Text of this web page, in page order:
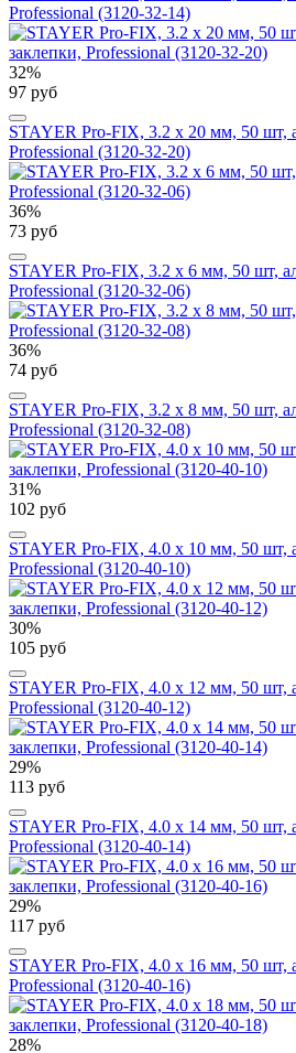
Professional (3120-32-14)
32%
97 руб
STAYER Pro-FIX, 3.2 х 20 мм, 50 шт,
Professional (3120-32-20)
36%
73 руб
STAYER Pro-FIX, 3.2 х 6 мм, 50 шт,
Professional (3120-32-06)
36%
74 руб
STAYER Pro-FIX, 3.2 х 8 мм, 50 шт,
Professional (3120-32-08)
31%
102 руб
STAYER Pro-FIX, 4.0 х 10 мм, 50 шт,
Professional (3120-40-10)
30%
105 руб
STAYER Pro-FIX, 4.0 х 12 мм, 50 шт,
Professional (3120-40-12)
29%
113 руб
STAYER Pro-FIX, 4.0 х 14 мм, 50 шт,
Professional (3120-40-14)
29%
117 руб
STAYER Pro-FIX, 4.0 х 16 мм, 50 шт,
Professional (3120-40-16)
28%